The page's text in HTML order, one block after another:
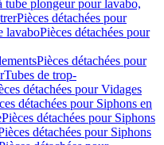
tube plongeur pour lavabo,
Pièces détachées pour
lavaboPièces détachées pour
Pièces détachées pour
Tubes de trop-
détachées pour Vidages
détachées pour Siphons en
Pièces détachées pour Siphons
détachées pour Siphons